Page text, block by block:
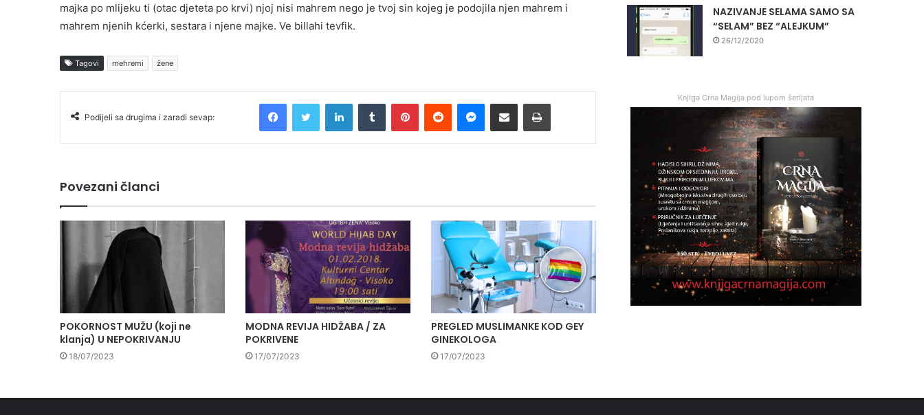
majka po mlijeku ti (otac djeteta po krvi) njoj nisi mahrem nego je tvoj sin kojeg je podojila njen mahrem i
mahrem njenih kćerki, sestara i njene majke. Ve billahi tevfik.
Tagovi mehremi žene
Podijeli sa drugima i zaradi sevap:
Povezani članci
POKORNOST MUŽU (koji ne
klanja) U NEPOKRIVANJU
18/07/2023
MODNA REVIJA HIDŽABA / ZA
POKRIVENE
17/07/2023
PREGLED MUSLIMANKE KOD GEY
GINEKOLOGA
17/07/2023
NAZIVANJE SELAMA SAMO SA
“SELAM” BEZ “ALEJKUM”
26/12/2020
Knjiga Crna Magija pod lupom šerijata